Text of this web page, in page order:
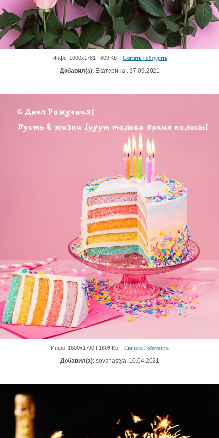
Инфо: 1000х1781 | 809 Kb Скачать / обсудить
Добавил(а): Екатерина . 27.09.2021
Инфо: 1600х1790 | 1609 Kb Скачать / обсудить
Добавил(а): sovanastya. 10.04.2021